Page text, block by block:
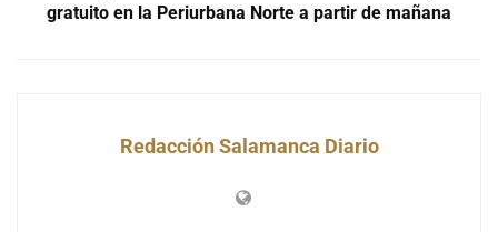
gratuito en la Periurbana Norte a partir de mañana
Redacción Salamanca Diario